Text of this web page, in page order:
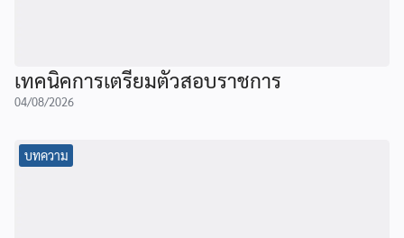
เทคนิคการเตรียมตัวสอบราชการ
04/08/2026
บทความ